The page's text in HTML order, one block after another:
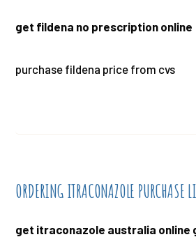
get fildena no prescription online
purchase fildena price from cvs
ORDERING ITRACONAZOLE PURCHASE
get itraconazole australia online